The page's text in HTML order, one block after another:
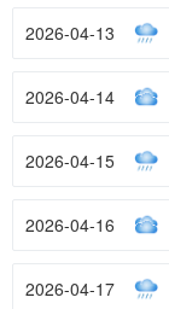
2026-04-13
2026-04-14
2026-04-15
2026-04-16
2026-04-17